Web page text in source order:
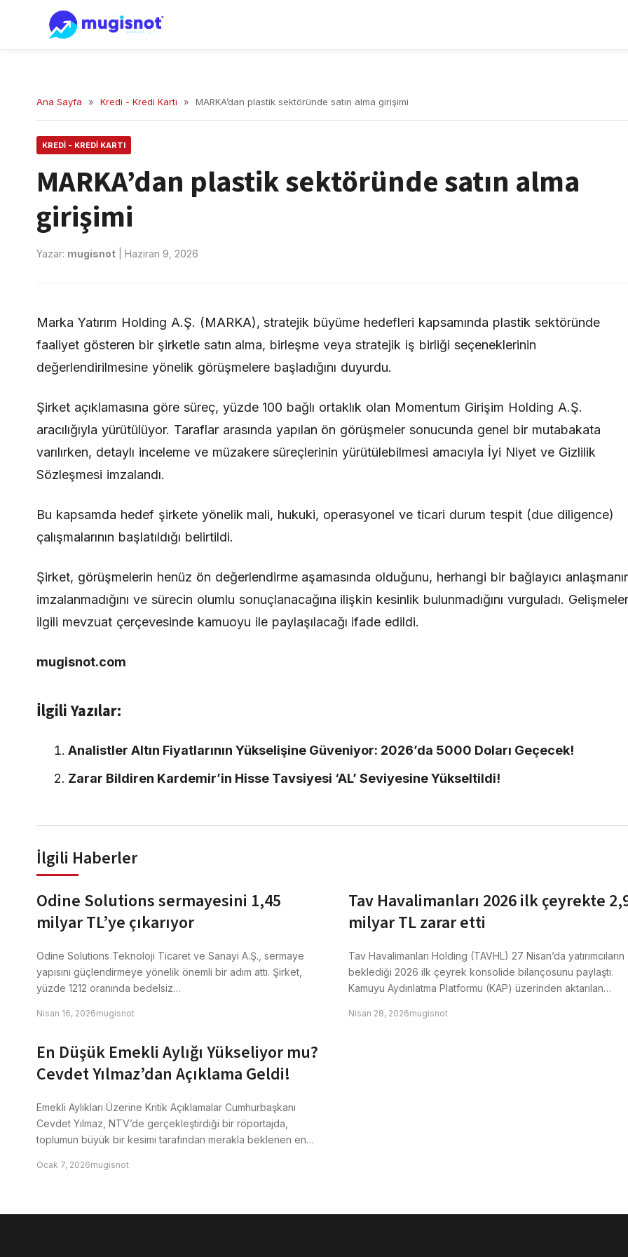
Ana Sayfa » Kredi - Kredi Kartı » MARKA’dan plastik sektöründe satın alma girişimi
KREDI - KREDI KARTI
MARKA’dan plastik sektöründe satın alma
girişimi
Yazar: mugisnot Haziran 9, 2026
Marka Yatırım Holding A.Ş. (MARKA), stratejik büyüme hedefleri kapsamında plastik sektöründe
faaliyet gösteren bir şirketle satın alma, birleşme veya stratejik iş birliği seçeneklerinin
değerlendirilmesine yönelik görüşmelere başladığını duyurdu.
Şirket açıklamasına göre süreç, yüzde 100 bağlı ortaklık olan Momentum Girişim Holding A.Ş.
aracılığıyla yürütülüyor. Taraflar arasında yapılan ön görüşmeler sonucunda genel bir mutabakata
varılırken, detaylı inceleme ve müzakere süreçlerinin yürütülebilmesi amacıyla İyi Niyet ve Gizlilik
Sözleşmesi imzalandı.
Bu kapsamda hedef şirkete yönelik mali, hukuki, operasyonel ve ticari durum tespit (due diligence)
çalışmalarının başlatıldığı belirtildi.
Şirket, görüşmelerin henüz ön değerlendirme aşamasında olduğunu, herhangi bir bağlayıcı
imzalanmadığını ve sürecin olumlu sonuçlanacağına ilişkin kesinlik bulunmadığını vurguladı.
ilgili mevzuat çerçevesinde kamuoyu ile paylaşılacağı ifade edildi.
mugisnot.com
İlgili Yazılar:
Analistler Altın Fiyatlarının Yükselişine Güveniyor: 2026’da 5000 Doları Geçecek!
Zarar Bildiren Kardemir’in Hisse Tavsiyesi ‘AL’ Seviyesine Yükseltildi!
İlgili Haberler
Odine Solutions sermayesini 1,45
milyar TL’ye çıkarıyor
Odine Solutions Teknoloji Ticaret ve Sanayi A.Ş., sermaye
yapısını güçlendirmeye yönelik önemli bir adım attı. Şirket,
yüzde 1212 oranında bedelsiz…
Nisan 16, 2026mugisnot
Tav Havalimanları 2026 ilk çeyrekte
milyar TL zarar etti
Tav Havalimanları Holding (TAVHL) 27 Nisan’da yatırımcıların
beklediği 2026 ilk çeyrek konsolide bilançosunu paylaştı.
Kamuyu Aydınlatma Platformu (KAP) üzerinden aktarılan…
Nisan 28, 2026mugisnot
En Düşük Emekli Aylığı Yükseliyor mu?
Cevdet Yılmaz’dan Açıklama Geldi!
Emekli Aylıkları Üzerine Kritik Açıklamalar Cumhurbaşkanı
Cevdet Yılmaz, NTV’de gerçekleştirdiği bir röportajda,
toplumun büyük bir kesimi tarafından merakla beklenen en…
Ocak 7, 2026mugisnot